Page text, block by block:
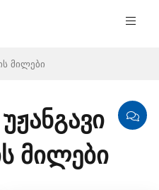
მილები
მილები